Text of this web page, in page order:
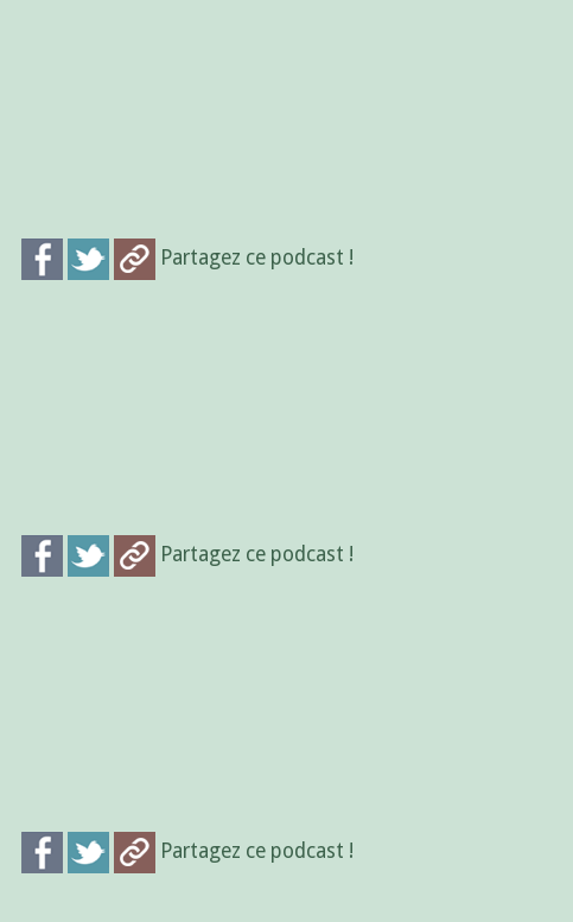
Partagez ce podcast !
Partagez ce podcast !
Partagez ce podcast !